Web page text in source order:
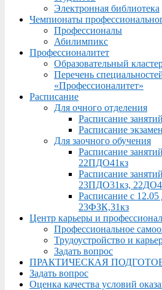
Электронная библиотека
Чемпионаты
Профессионалы
Абилимпикс
Профессионалитет
Образовательный
Перечень
«Профессионалитет»
Расписание
Для очного отделения
Расписание занятий
Расписание
Для заочного обучения
Расписание
22ПДО41кз
Расписание
23ПДО31кз,
Расписание с
23ФЗК,31кз
Центр карьеры и
Профессиональное
Трудоустройство и
Задать вопрос
ПРАКТИЧЕСКАЯ
Задать вопрос
Оценка качества условий